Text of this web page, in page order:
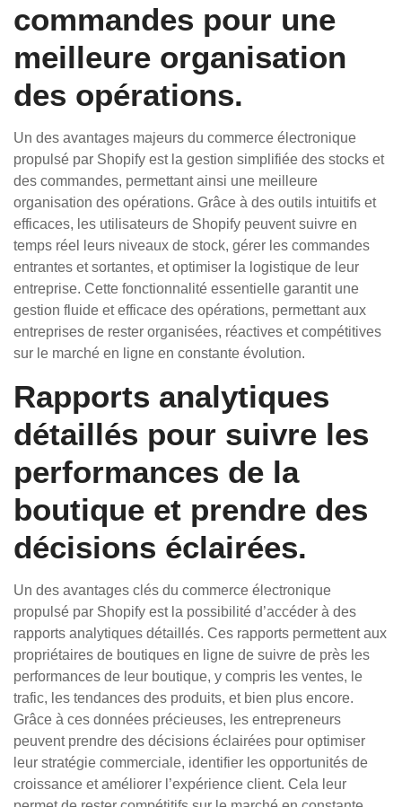
commandes pour une
meilleure organisation
des opérations.
Un des avantages majeurs du commerce électronique
propulsé par Shopify est la gestion simplifiée des stocks et
des commandes, permettant ainsi une meilleure
organisation des opérations. Grâce à des outils intuitifs et
efficaces, les utilisateurs de Shopify peuvent suivre en
temps réel leurs niveaux de stock, gérer les commandes
entrantes et sortantes, et optimiser la logistique de leur
entreprise. Cette fonctionnalité essentielle garantit une
gestion fluide et efficace des opérations, permettant aux
entreprises de rester organisées, réactives et compétitives
sur le marché en ligne en constante évolution.
Rapports analytiques
détaillés pour suivre les
performances de la
boutique et prendre des
décisions éclairées.
Un des avantages clés du commerce électronique
propulsé par Shopify est la possibilité d’accéder à des
rapports analytiques détaillés. Ces rapports permettent aux
propriétaires de boutiques en ligne de suivre de près les
performances de leur boutique, y compris les ventes, le
trafic, les tendances des produits, et bien plus encore.
Grâce à ces données précieuses, les entrepreneurs
peuvent prendre des décisions éclairées pour optimiser
leur stratégie commerciale, identifier les opportunités de
croissance et améliorer l’expérience client. Cela leur